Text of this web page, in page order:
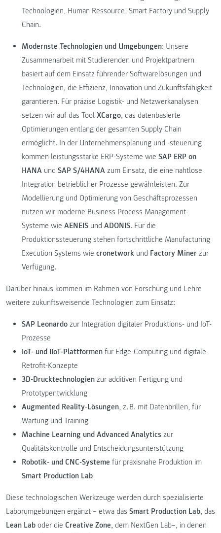
Technologien, Human Ressource, Smart Factory und Supply
Chain.
Modernste Technologien und Umgebungen: Unsere
Zusammenarbeit mit Studierenden und Projektpartnern
basiert auf dem Einsatz führender Softwarelösungen und
Technologien, die Effizienz, Innovation und Zukunftsfähigkeit
garantieren. Für präzise Logistik- und Netzwerk­analysen
setzen wir auf das Tool XCargo, das datenbasierte
Optimierungen entlang der gesamten Supply Chain
ermöglicht. In der Unternehmensplanung und -steuerung
kommen leistungsstarke ERP-Systeme wie SAP ERP on
HANA und SAP S/4HANA zum Einsatz, die eine nahtlose
Integration betrieblicher Prozesse gewährleisten. Zur
Modellierung und Optimierung von Geschäftsprozessen
nutzen wir moderne Business Process Management-
Systeme wie AENEIS und ADONIS. Für die
Produktionssteuerung stehen fortschrittliche Manufacturing
Execution Systems wie cronetwork und Factory Miner zur
Verfügung.
Darüber hinaus kommen im Rahmen von Forschung und Lehre
weitere zukunftsweisende Technologien zum Einsatz:
SAP Leonardo zur Integration digitaler Produktions- und IoT-
Prozesse
IoT- und IIoT-Plattformen für Edge-Computing und digitale
Retrofit-Konzepte
3D-Drucktechnologien zur additiven Fertigung und
Prototypentwicklung
Augmented Reality-Lösungen, z. B. mit Datenbrillen, für
Wartung und Training
Machine Learning und Advanced Analytics zur
Qualitätskontrolle und Entscheidungsunterstützung
Robotik- und CNC-Systeme für praxisnahe Produktion im
Smart Production Lab
Diese technologischen Werkzeuge werden durch spezialisierte
Laborumgebungen ergänzt – etwa das Smart Production Lab, das
Lean Lab oder die Creative Zone, dem NextGen Lab–, in denen